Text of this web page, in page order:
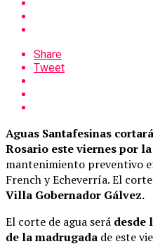
Share
Tweet
Aguas Santafesinas
Rosario este viernes por
mantenimiento preventivo
French y Echeverría. El
Villa Gobernador Gálvez.
El corte de agua será desde
de la madrugada de este